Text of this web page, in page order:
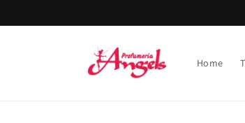
ai contenuti
Home